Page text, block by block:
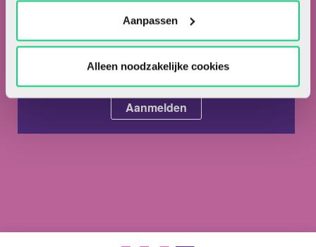
Aanpassen
Alleen noodzakelijke cookies
Ik ga akkoord met de privacyvoorwaarden.
Ik ben abonnee van HJK.